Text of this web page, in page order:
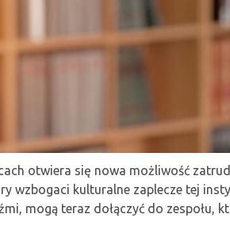
otwiera się nowa możliwość
wzbogaci kulturalne zaplecze tej
mogą teraz dołączyć do zespołu,